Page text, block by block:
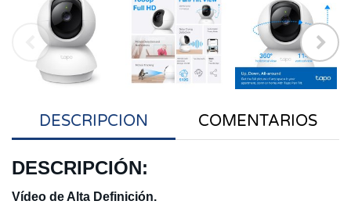
DESCRIPCION COMENTARIOS
DESCRIPCIÓN:
Vídeo de Alta Definición.